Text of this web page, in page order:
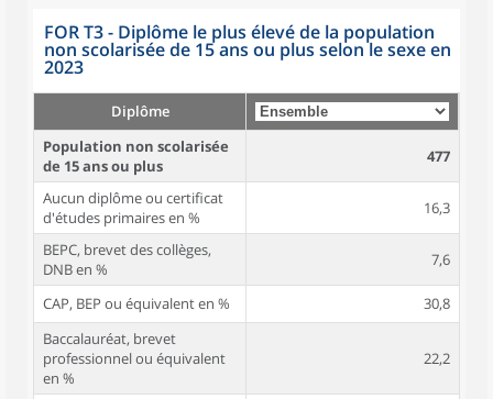
FOR T3 - Diplôme le plus élevé de la population
non scolarisée de 15 ans ou plus selon le sexe en
2023
Diplôme
Population non scolarisée
de 15 ans ou plus
477
Aucun diplôme ou certificat
d'études primaires en %
16,3
BEPC, brevet des collèges,
DNB en %
7,6
CAP, BEP ou équivalent en %
30,8
Baccalauréat, brevet
professionnel ou équivalent
en %
22,2